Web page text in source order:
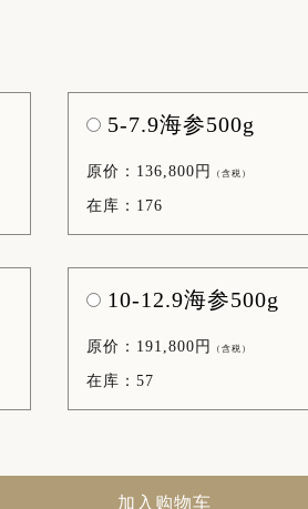
5-7.9海参500g
原价：136,800円 （含税）
在库：176
10-12.9海参500g
原价：191,800円 （含税）
在库：57